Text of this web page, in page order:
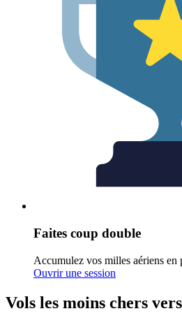
Faites coup double
Accumulez vos milles aériens en
Ouvrir une session
Vols les moins chers